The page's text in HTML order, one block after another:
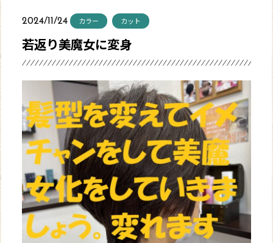
SALON
CONTACT
WEB予約
2024/11/24 カラー カット
若返り美魔女に変身